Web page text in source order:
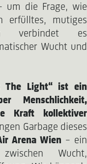
um die Frage, wie
erfülltes, mutiges
verbindet es
Wucht und
The Light“ ist ein
Menschlichkeit,
Kraft kollektiver
Garbage dieses
Arena Wien – ein
Wucht,